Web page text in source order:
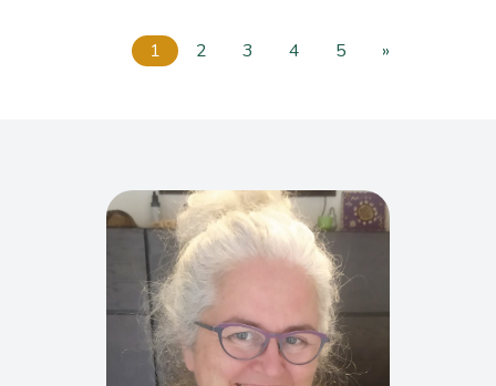
1 2 3 4 5 »